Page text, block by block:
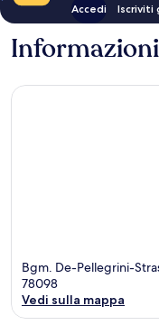
Accedi Iscriviti
Bgm. De-Pellegrini-
78098
Vedi sulla mappa